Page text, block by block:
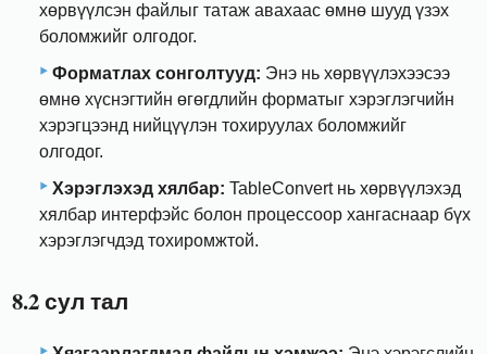
хөрвүүлсэн файлыг татаж авахаас өмнө шууд үзэх
боломжийг олгодог.
Форматлах сонголтууд: Энэ нь хөрвүүлэхээсээ
өмнө хүснэгтийн өгөгдлийн форматыг хэрэглэгчийн
хэрэгцээнд нийцүүлэн тохируулах боломжийг
олгодог.
Хэрэглэхэд хялбар: TableConvert нь хөрвүүлэхэд
хялбар интерфэйс болон процессоор хангаснаар бүх
хэрэглэгчдэд тохиромжтой.
8.2 сул тал